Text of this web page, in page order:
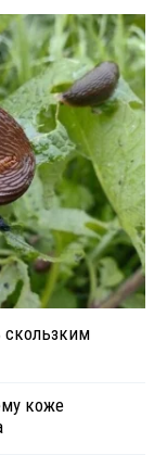
скользким
коже